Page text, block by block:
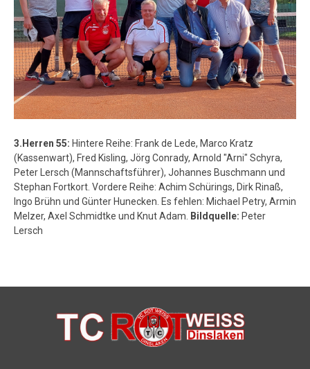
Dinslaken
3.Herren 55: Hintere Reihe: Frank de Lede, Marco Kratz
(Kassenwart), Fred Kisling, Jörg Conrady, Arnold "Arni" Schyra,
Peter Lersch (Mannschaftsführer), Johannes Buschmann und
Stephan Fortkort. Vordere Reihe: Achim Schürings, Dirk Rinaß,
Ingo Brühn und Günter Hunecken. Es fehlen: Michael Petry, Armin
Melzer, Axel Schmidtke und Knut Adam.
Bildquelle: Peter
Lersch